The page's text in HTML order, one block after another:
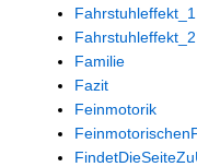
Fahrstuhleffekt_1
Fahrstuhleffekt_2
Familie
Fazit
Feinmotorik